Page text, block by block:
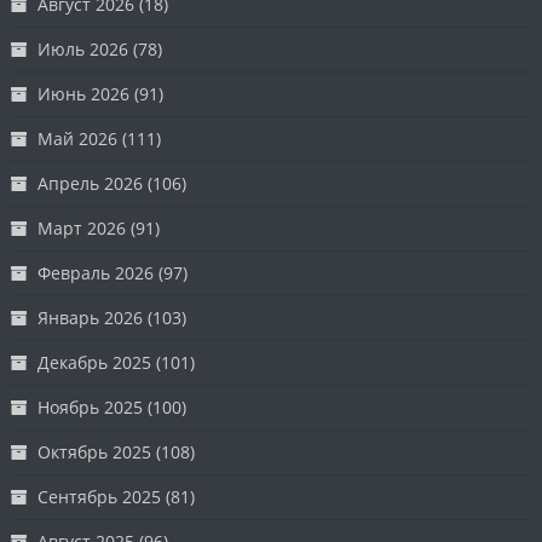
Июль 2026 (78)
Июнь 2026 (91)
Май 2026 (111)
Апрель 2026 (106)
Март 2026 (91)
Февраль 2026 (97)
Январь 2026 (103)
Декабрь 2025 (101)
Ноябрь 2025 (100)
Октябрь 2025 (108)
Сентябрь 2025 (81)